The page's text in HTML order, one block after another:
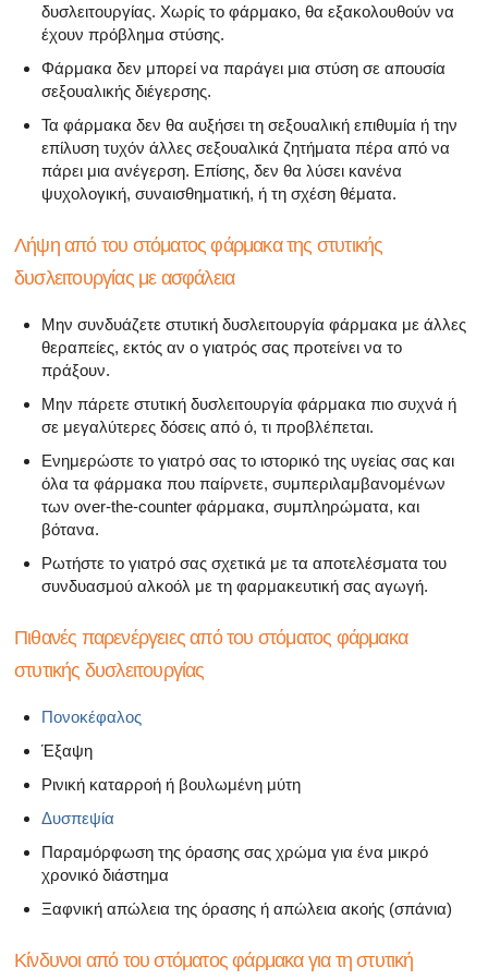
δυσλειτουργίας. Χωρίς το φάρμακο, θα εξακολουθούν να
έχουν πρόβλημα στύσης.
Φάρμακα δεν μπορεί να παράγει μια στύση σε απουσία
σεξουαλικής διέγερσης.
Τα φάρμακα δεν θα αυξήσει τη σεξουαλική επιθυμία ή την
επίλυση τυχόν άλλες σεξουαλικά ζητήματα πέρα ​​από να
πάρει μια ανέγερση. Επίσης, δεν θα λύσει κανένα
ψυχολογική, συναισθηματική, ή τη σχέση θέματα.
Λήψη από του στόματος φάρμακα της στυτικής
δυσλειτουργίας με ασφάλεια
Μην συνδυάζετε στυτική δυσλειτουργία φάρμακα με άλλες
θεραπείες, εκτός αν ο γιατρός σας προτείνει να το
πράξουν.
Μην πάρετε στυτική δυσλειτουργία φάρμακα πιο συχνά ή
σε μεγαλύτερες δόσεις από ό, τι προβλέπεται.
Ενημερώστε το γιατρό σας το ιστορικό της υγείας σας και
όλα τα φάρμακα που παίρνετε, συμπεριλαμβανομένων
των over-the-counter φάρμακα, συμπληρώματα, και
βότανα.
Ρωτήστε το γιατρό σας σχετικά με τα αποτελέσματα του
συνδυασμού αλκοόλ με τη φαρμακευτική σας αγωγή.
Πιθανές παρενέργειες από του στόματος φάρμακα
στυτικής δυσλειτουργίας
Πονοκέφαλος
Έξαψη
Ρινική καταρροή ή βουλωμένη μύτη
Δυσπεψία
Παραμόρφωση της όρασης σας χρώμα για ένα μικρό
χρονικό διάστημα
Ξαφνική απώλεια της όρασης ή απώλεια ακοής (σπάνια)
Κίνδυνοι από του στόματος φάρμακα για τη στυτική